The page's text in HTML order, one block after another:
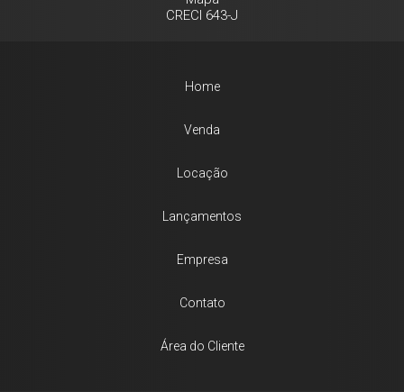
CRECI 643-J
Home
Venda
Locação
Lançamentos
Empresa
Contato
Área do Cliente